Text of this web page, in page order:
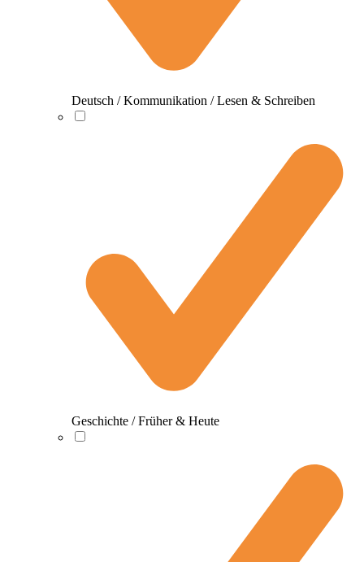
Deutsch / Kommunikation / Lesen & Schreiben
Geschichte / Früher & Heute